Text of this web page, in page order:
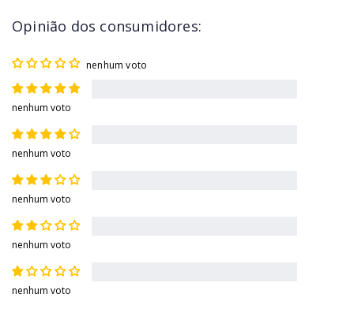
Opinião dos consumidores:
nenhum voto
nenhum voto
nenhum voto
nenhum voto
nenhum voto
nenhum voto